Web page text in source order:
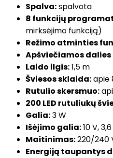
Spalva:spalvota
8 funkcijų
mirksėjimo funkciją)
Režimo atminties
Apšviečiamos dalies
Laido ilgis:1,5 m
Šviesos sklaida:apie
Rutulio skersmuo:
200 LED rutuliukų
Galia:3 W
Išėjimo galia:10 V,
Maitinimas:220/240
Energiją taupantys